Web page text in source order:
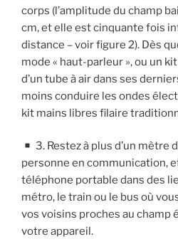
corps (l’amplitude du champ
cm, et elle est cinquante fois
distance – voir figure 2). Dès
mode « haut-parleur », ou un
d’un tube à air dans ses
moins conduire les ondes
kit mains libres filaire
3. Restez à plus d’un mètre
personne en communication,
téléphone portable dans des
métro, le train ou le bus où
vos voisins proches au champ
votre appareil.